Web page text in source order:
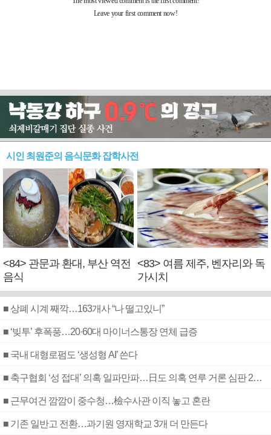
시인 최원준의 음식문화 잡학사전
<84> 관문과 환대, 부산 역전
음식
<83> 여름 제주, 벤자리와 독
가시치
■ 상폐 시계 째깍…163개사 “나 떨고있니”
■ ‘빚투’ 후폭풍…20·60대 마이너스통장 연체 급증
■ 국내 대형로펌도 ‘생성형 AI’ 쓴다
■ 축구협회 ‘성 접대’ 의혹 일파만파…日도 의혹 연루 거론 심판 2명 조사
■ 근무여건 깜깜이 중수청…檢수사관 이직 놓고 혼란
■ 기존 일반고 전환…과기원 영재학교 3개 더 만든다